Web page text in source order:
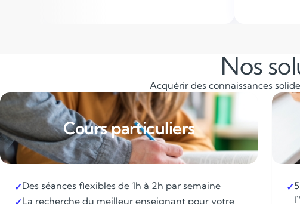
Nos
Acquérir des connaissances
Cours particuliers
✓Des séances flexibles de 1h à 2h par semaine
La recherche du meilleur enseignant pour votre
✓